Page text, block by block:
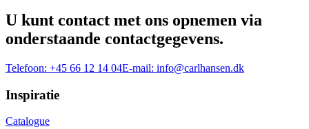
U kunt contact met ons opnemen via
onderstaande contactgegevens.
Telefoon: +45 66 12 14 04E-mail: info@carlhansen.dk
Inspiratie
Catalogue